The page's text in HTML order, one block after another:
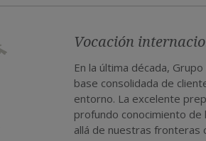
Vocación
En la última década,
base consolidada de
entorno. La excelente
profundo conocimiento
allá de nuestras fronteras